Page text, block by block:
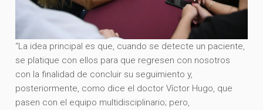
“La idea principal es que, cuando se detecte un paciente,
se platique con ellos para que regresen con nosotros
con la finalidad de concluir su seguimiento y,
posteriormente, como dice el doctor Víctor Hugo, que
pasen con el equipo multidisciplinario; pero,